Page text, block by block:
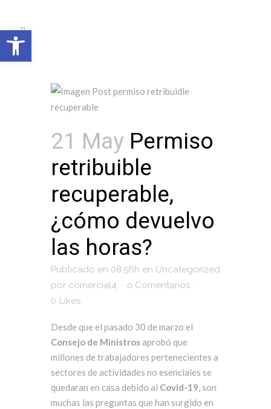
21 May Permiso
retribuible
recuperable,
¿cómo devuelvo
las horas?
Publicado en 08:56h en Uncategorized
por comercial4
0 Comentarios
0 Likes
Desde que el pasado 30 de marzo el
Consejo de Ministros aprobó que
millones de trabajadores pertenecientes a
sectores de actividades no esenciales se
quedaran en casa debido al Covid-19, son
muchas las preguntas que han surgido en
Open toolbar